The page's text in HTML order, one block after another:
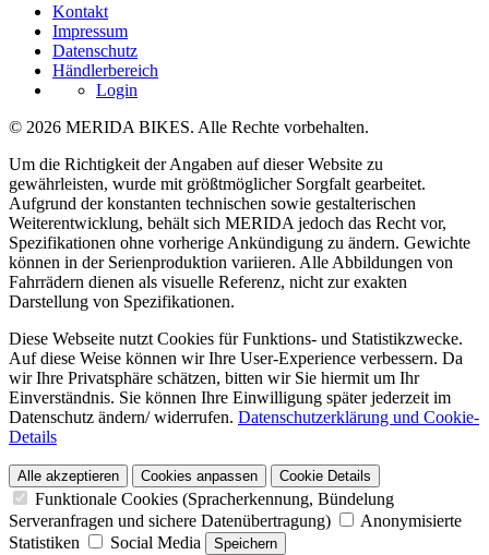
Kontakt
Impressum
Datenschutz
Händlerbereich
Login
© 2026 MERIDA BIKES. Alle Rechte vorbehalten.
Um die Richtigkeit der Angaben auf dieser Website zu
gewährleisten, wurde mit größtmöglicher Sorgfalt gearbeitet.
Aufgrund der konstanten technischen sowie gestalterischen
Weiterentwicklung, behält sich MERIDA jedoch das Recht vor,
Spezifikationen ohne vorherige Ankündigung zu ändern. Gewichte
können in der Serienproduktion variieren. Alle Abbildungen von
Fahrrädern dienen als visuelle Referenz, nicht zur exakten
Darstellung von Spezifikationen.
Diese Webseite nutzt Cookies für Funktions- und Statistikzwecke.
Auf diese Weise können wir Ihre User-Experience verbessern. Da
wir Ihre Privatsphäre schätzen, bitten wir Sie hiermit um Ihr
Einverständnis. Sie können Ihre Einwilligung später jederzeit im
Datenschutz ändern/ widerrufen. Datenschutzerklärung und Cookie-
Details
Alle akzeptieren Cookies anpassen Cookie Details
Funktionale Cookies (Spracherkennung, Bündelung
Serveranfragen und sichere Datenübertragung)
Anonymisierte
Statistiken
Social Media Speichern